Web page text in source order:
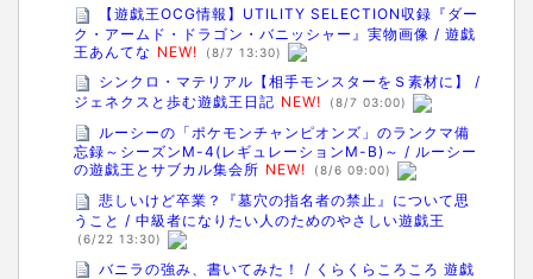
【遊戯王OCG情報】UTILITY SELECTION収録『ダー
ク・アームド・ドラゴン・バニッシャー』実物画像 / 遊戯
王あんてな NEW! (8/7 13:30)
シンクロ・マテリアル【相手モンスターをＳ素材に】 /
ジェネクスと歩む遊戯王日記 NEW! (8/7 03:00)
ルーシーの「ポケモンチャンピオンズ」のランクマ備
忘録～シーズンM-4(レギュレーションM-B)～ / ルーシー
の遊戯王とサブカル集会所 NEW! (8/6 09:00)
悲しいけど卒業？『墓穴の指名者の禁止』について思
うこと / 中級者になりたい人のためのやさしい遊戯王
(6/22 13:30)
バニラの強み、書いてみた！ / くらくらころころ 遊戯